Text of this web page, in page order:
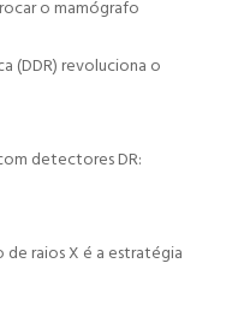
o mamógrafo
(DDR) revoluciona o
detectores DR:
raios X é a estratégia